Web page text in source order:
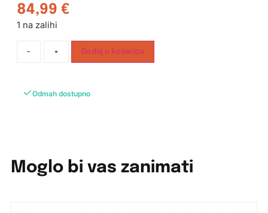
84,99 €
1 na zalihi
- + Dodaj u košaricu
Odmah dostupno
Moglo bi vas zanimati